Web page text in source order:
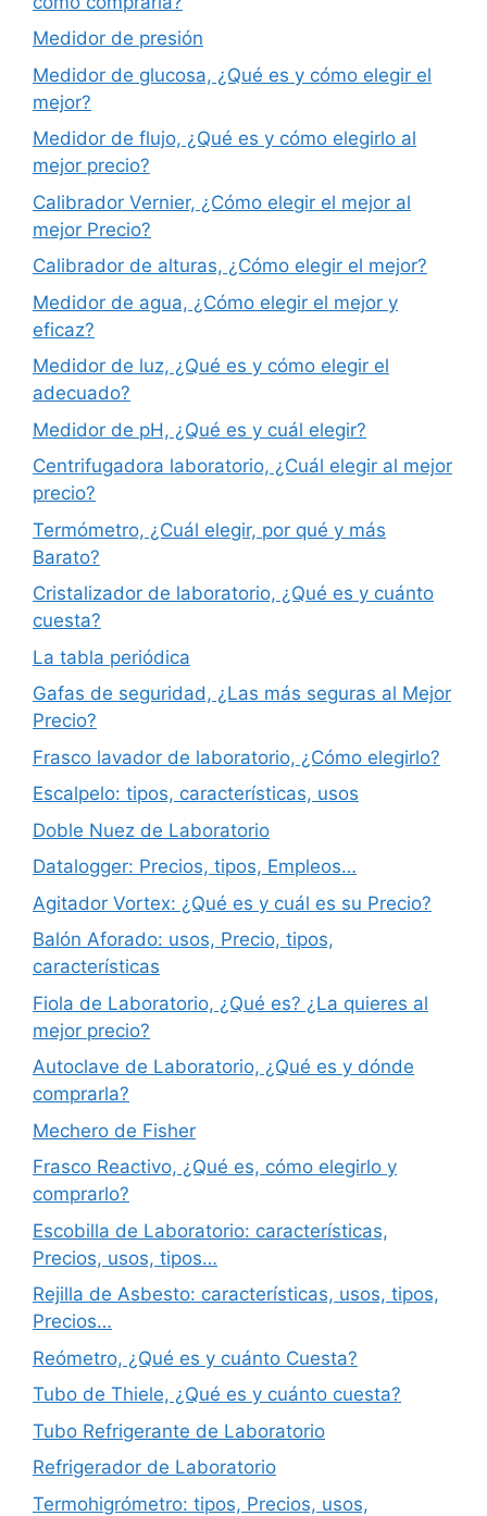
Medidor de presión
Medidor de glucosa, ¿Qué es y cómo elegir el
mejor?
Medidor de flujo, ¿Qué es y cómo elegirlo al
mejor precio?
Calibrador Vernier, ¿Cómo elegir el mejor al
mejor Precio?
Calibrador de alturas, ¿Cómo elegir el mejor?
Medidor de agua, ¿Cómo elegir el mejor y
eficaz?
Medidor de luz, ¿Qué es y cómo elegir el
adecuado?
Medidor de pH, ¿Qué es y cuál elegir?
Centrifugadora laboratorio, ¿Cuál elegir al mejor
precio?
Termómetro, ¿Cuál elegir, por qué y más
Barato?
Cristalizador de laboratorio, ¿Qué es y cuánto
cuesta?
La tabla periódica
Gafas de seguridad, ¿Las más seguras al Mejor
Precio?
Frasco lavador de laboratorio, ¿Cómo elegirlo?
Escalpelo: tipos, características, usos
Doble Nuez de Laboratorio
Datalogger: Precios, tipos, Empleos…
Agitador Vortex: ¿Qué es y cuál es su Precio?
Balón Aforado: usos, Precio, tipos,
características
Fiola de Laboratorio, ¿Qué es? ¿La quieres al
mejor precio?
Autoclave de Laboratorio, ¿Qué es y dónde
comprarla?
Mechero de Fisher
Frasco Reactivo, ¿Qué es, cómo elegirlo y
comprarlo?
Escobilla de Laboratorio: características,
Precios, usos, tipos…
Rejilla de Asbesto: características, usos, tipos,
Precios…
Reómetro, ¿Qué es y cuánto Cuesta?
Tubo de Thiele, ¿Qué es y cuánto cuesta?
Tubo Refrigerante de Laboratorio
Refrigerador de Laboratorio
Termohigrómetro: tipos, Precios, usos,